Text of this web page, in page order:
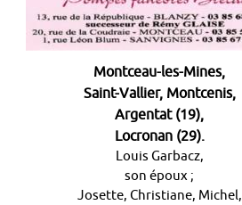
Montceau-les-Mines,
Saint-Vallier, Montcenis,
Argentat (19),
Locronan (29).
Louis Garbacz,
son époux ;
Josette, Christiane, Michel,